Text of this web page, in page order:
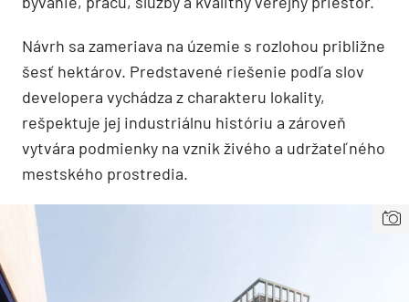
Návrh sa zameriava na územie s rozlohou približne
šesť hektárov. Predstavené riešenie podľa slov
developera vychádza z charakteru lokality,
rešpektuje jej industriálnu históriu a zároveň
vytvára podmienky na vznik živého a udržateľného
mestského prostredia.